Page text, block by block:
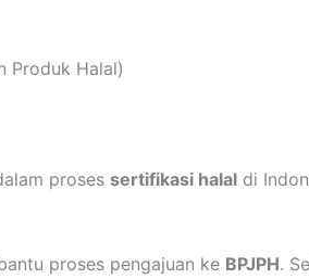
Produk Halal)
proses sertifikasi halal di
proses pengajuan ke BPJPH.